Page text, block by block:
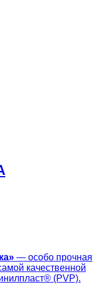
» — особо
качественной
(PVP).